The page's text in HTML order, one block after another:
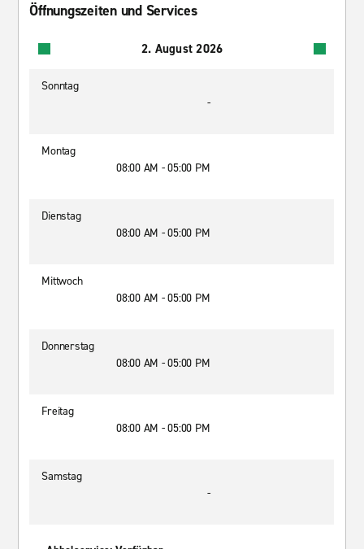
Öffnungszeiten und Services
2. August 2026
Sonntag
-
Montag
08:00 AM - 05:00 PM
Dienstag
08:00 AM - 05:00 PM
Mittwoch
08:00 AM - 05:00 PM
Donnerstag
08:00 AM - 05:00 PM
Freitag
08:00 AM - 05:00 PM
Samstag
-